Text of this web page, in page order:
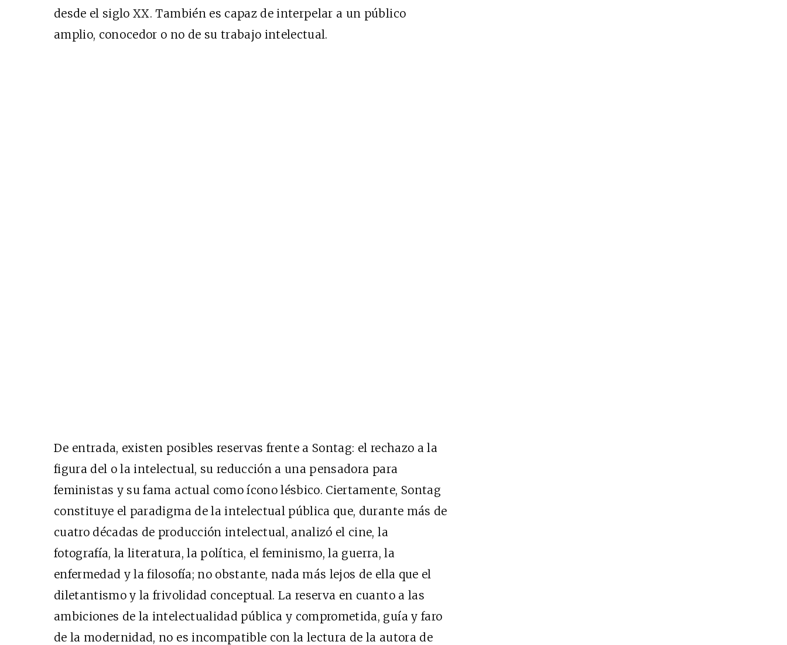
desde el siglo XX. También es capaz de interpelar a un público
amplio, conocedor o no de su trabajo intelectual.
De entrada, existen posibles reservas frente a Sontag: el rechazo a la
figura del o la intelectual, su reducción a una pensadora para
feministas y su fama actual como ícono lésbico. Ciertamente, Sontag
constituye el paradigma de la intelectual pública que, durante más de
cuatro décadas de producción intelectual, analizó el cine, la
fotografía, la literatura, la política, el feminismo, la guerra, la
enfermedad y la filosofía; no obstante, nada más lejos de ella que el
diletantismo y la frivolidad conceptual. La reserva en cuanto a las
ambiciones de la intelectualidad pública y comprometida, guía y faro
de la modernidad, no es incompatible con la lectura de la autora de